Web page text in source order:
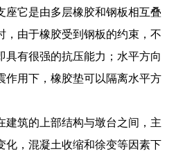
座它是由多层橡胶和钢板相互叠
，由于橡胶受到钢板的约束，不
具有很强的抗压能力；水平方向
作用下，橡胶垫可以隔离水平方
建筑的上部结构与墩台之间，主
化，混凝土收缩和徐变等因素下